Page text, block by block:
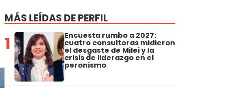
MÁS LEÍDAS DE PERFIL
1 Encuesta rumbo a 2027:
cuatro consultoras midieron
el desgaste de Milei y la
crisis de liderazgo en el
peronismo